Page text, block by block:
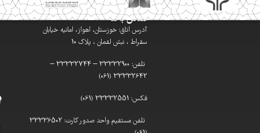
تماس با ما
آدرس اتاق: خوزستان، اهواز، امانیه خیابان
سقراط ، نبش لقمان ، پلاک 10
تلفن: 33332900 – 33332744 –
33332642 (061)
فکس: 33332551 (061)
تلفن مستقیم واحد صدور کارت: 33336502